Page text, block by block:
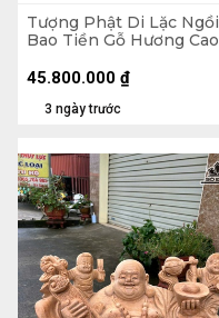
Tượng Phật Di Lặc Ngồi
Bao Tiền Gỗ Hương Cao
- 155kg
3 ngày trước
45.800.000 ₫